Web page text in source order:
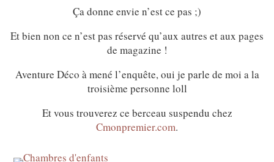
Ça donne envie n’est ce pas ;)
Et bien non ce n’est pas réservé qu’aux autres et aux pages
de magazine !
Aventure Déco à mené l’enquête, oui je parle de moi a la
troisième personne loll
Et vous trouverez ce berceau suspendu chez
Cmonpremier.com.